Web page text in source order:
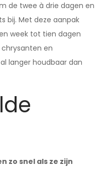
de twee à drie dagen en
bij. Met deze aanpak
week tot tien dagen
en
langer houdbaar dan
zo snel als ze zijn